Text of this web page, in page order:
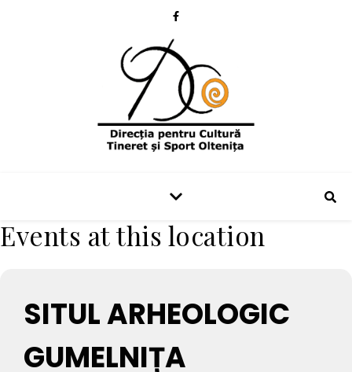
Events at this location
SITUL ARHEOLOGIC
GUMELNIȚA